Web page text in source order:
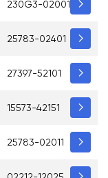
230G3-02001
25783-02401
27397-52101
15573-42151
25783-02011